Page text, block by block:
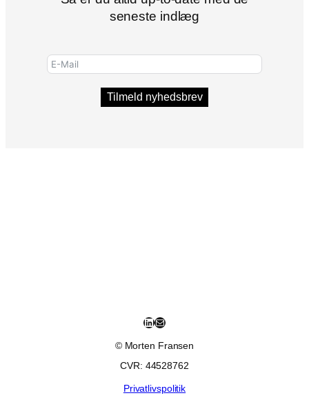
seneste indlæg
Tilmeld nyhedsbrev
LinkedIn Mail
© Morten Fransen
CVR: 44528762
Privatlivspolitik